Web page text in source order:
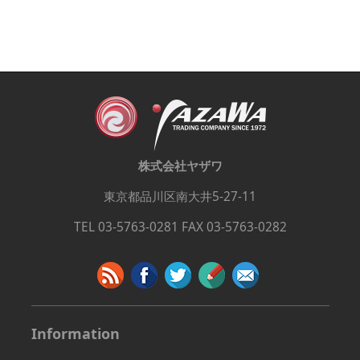
株式会社ヤザワ
東京都品川区南大井5-27-11
TEL 03-5763-0281 FAX 03-5763-0282
Information